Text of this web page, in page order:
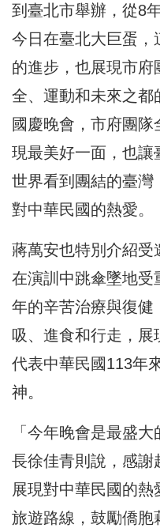
到臺北市舉辦，從8
今日在臺北大巨蛋，
的進步，也展現市府
全、運動和未來之都
國慶晚會，市府團隊
現最美好一面，也讓
世界看到團結的臺灣
對中華民國的熱愛。
蔣萬安也特別介紹
在演訓中跳傘墜地受
年的辛苦治療與復健
吸、進食和行走，
代表中華民國113年
神。
「今年晚會是最盛
長徐佳青則說，感謝
展現對中華民國的
旅遊路線，鼓勵僑胞